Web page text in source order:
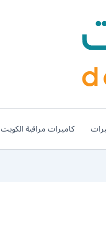
كاميرات مراقبة الكويت